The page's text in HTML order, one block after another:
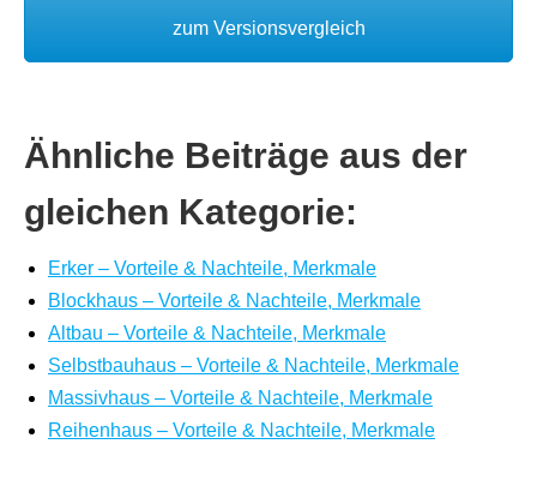
zum Versionsvergleich
Ähnliche Beiträge aus der
gleichen Kategorie:
Erker – Vorteile & Nachteile, Merkmale
Blockhaus – Vorteile & Nachteile, Merkmale
Altbau – Vorteile & Nachteile, Merkmale
Selbstbauhaus – Vorteile & Nachteile, Merkmale
Massivhaus – Vorteile & Nachteile, Merkmale
Reihenhaus – Vorteile & Nachteile, Merkmale